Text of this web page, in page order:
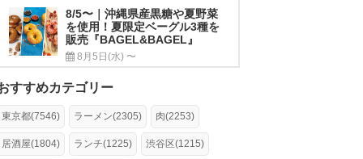
8/5〜｜沖縄県産黒糖や夏野菜
を使用！夏限定ベーグル3種を
販売『BAGEL&BAGEL』
8月5日(水) 〜
すすめカテゴリー
東京都(7546) ラーメン(2305) 肉(2253)
居酒屋(1804) ランチ(1225) 渋谷区(1215)